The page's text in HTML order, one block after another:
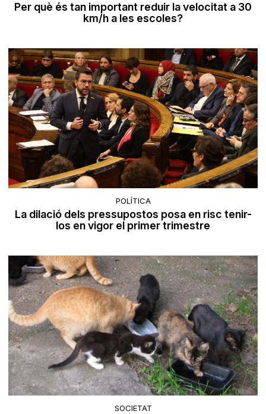
​Per què és tan important reduir la velocitat a 30
km/h a les escoles?
POLÍTICA
La dilació dels pressupostos posa en risc tenir-
los en vigor el primer trimestre
SOCIETAT